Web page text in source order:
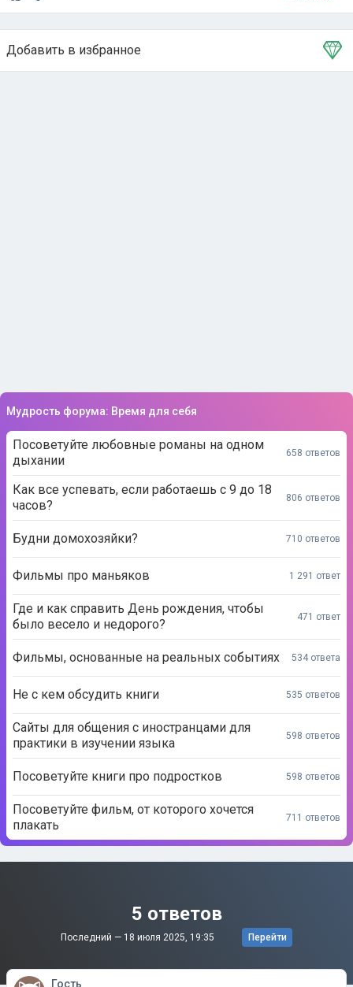
Добавить в избранное
Тема в избранном
Мудрость форума: Время для себя
Посоветуйте любовные романы на одном
дыхании
658 ответов
Как все успевать, если работаешь с 9 до 18
часов?
806 ответов
Будни домохозяйки? 710 ответов
Фильмы про маньяков 1 291 ответ
Где и как справить День рождения, чтобы
было весело и недорого?
471 ответ
Фильмы, основанные на реальных событиях 534 ответа
Не с кем обсудить книги 535 ответов
Сайты для общения с иностранцами для
практики в изучении языка
598 ответов
Посоветуйте книги про подростков 598 ответов
Посоветуйте фильм, от которого хочется
плакать
711 ответов
5 ответов
Последний — 18 июля 2025, 19:35 Перейти
Гость